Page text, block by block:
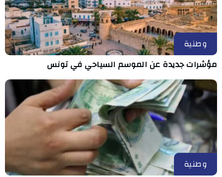
وطنية
مؤشرات جديدة عن الموسم السياحي في تونس
وطنية